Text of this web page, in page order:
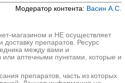
проезде
стр. 1
Запись
проезде
стр. 6; м. Щукинская
Запись
Модератор контента: Васин А.С.
магазином и НЕ осуществляет
доставку препаратов. Ресурс
между вами и
или аптечными пунктами, которые и
препаратов, часть из которых